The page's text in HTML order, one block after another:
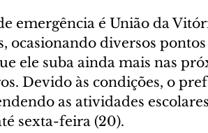
emergência é União da
ocasionando diversos
ele suba ainda mais nas
Devido às condições, o
as atividades
sexta-feira (20).